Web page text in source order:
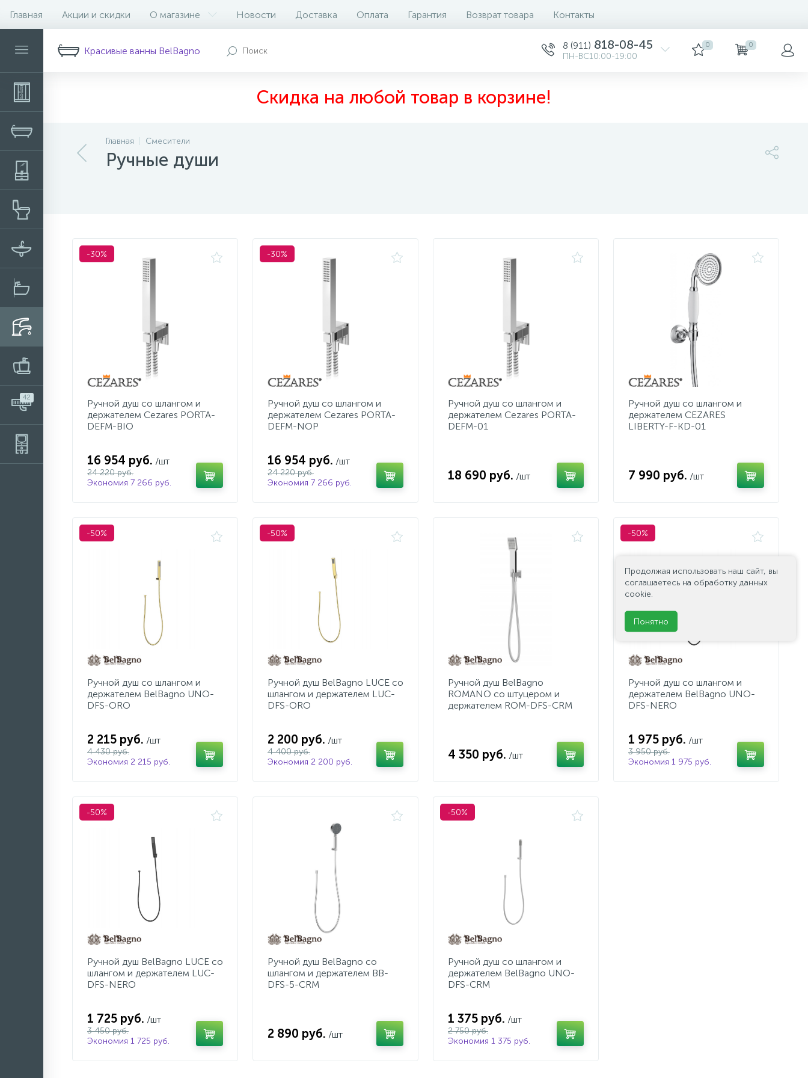
Главная Акции и скидки О магазине Новости Доставка Оплата Гарантия Возврат товара Контакты
Красивые ванны BelBagno 8 (911) 818-08-45
ПН-ВС10:00-19:00
0 0
Скидка на любой товар в корзине!
42
Главная Смесители
Ручные души
Фильтр
-30%
Ручной душ со шлангом и
держателем Cezares PORTA-
DEFM-BIO
16 954 руб. /шт
24 220 руб.
Экономия 7 266 руб.
-30%
Ручной душ со шлангом и
держателем Cezares PORTA-
DEFM-NOP
16 954 руб. /шт
24 220 руб.
Экономия 7 266 руб.
Ручной душ со шлангом и
держателем Cezares PORTA-
DEFM-01
18 690 руб. /шт
Ручной душ со шлангом и
держателем CEZARES
LIBERTY-F-KD-01
7 990 руб. /шт
-50%
Ручной душ со шлангом и
держателем BelBagno UNO-
DFS-ORO
2 215 руб. /шт
4 430 руб.
Экономия 2 215 руб.
-50%
Ручной душ BelBagno LUCE со
шлангом и держателем LUC-
DFS-ORO
2 200 руб. /шт
4 400 руб.
Экономия 2 200 руб.
Ручной душ BelBagno
ROMANO со штуцером и
держателем ROM-DFS-CRM
4 350 руб. /шт
-50%
Ручной душ со шлангом и
держателем BelBagno UNO-
DFS-NERO
1 975 руб. /шт
3 950 руб.
Экономия 1 975 руб.
-50%
Ручной душ BelBagno LUCE со
шлангом и держателем LUC-
DFS-NERO
1 725 руб. /шт
3 450 руб.
Экономия 1 725 руб.
Ручной душ BelBagno со
шлангом и держателем BB-
DFS-5-CRM
2 890 руб. /шт
-50%
Ручной душ со шлангом и
держателем BelBagno UNO-
DFS-CRM
1 375 руб. /шт
2 750 руб.
Экономия 1 375 руб.
Продолжая использовать наш сайт, вы
соглашаетесь на обработку данных
cookie.
Понятно